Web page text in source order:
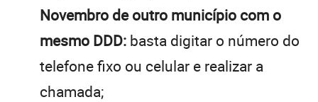
Novembro de outro município com o
mesmo DDD: basta digitar o número do
telefone fixo ou celular e realizar a
chamada;